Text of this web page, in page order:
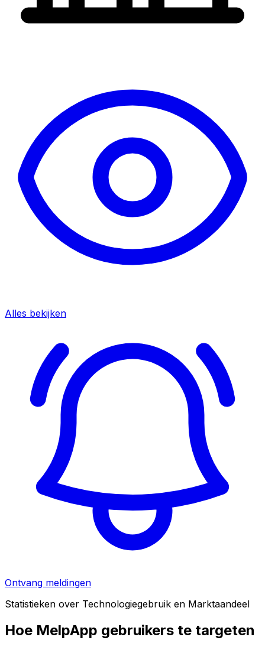
Alles bekijken
Ontvang meldingen
Statistieken over Technologiegebruik en Marktaandeel
Hoe MelpApp gebruikers te targeten